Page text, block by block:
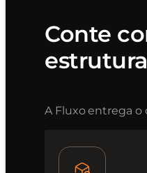
Conte
A Fluxo entrega o